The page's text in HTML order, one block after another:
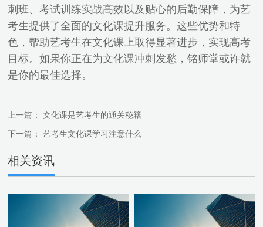
刺班、考试训练实战高效以及贴心的后勤保障，为艺
考生提供了全面的文化课提升服务。这些优势和特
色，帮助艺考生在文化课上取得显著进步，实现高考
目标。如果你正在为文化课冲刺发愁，铭师堂或许就
是你的最佳选择。
上一篇：
文化课是艺考生的通关秘籍
下一篇：
艺考生文化课学习注意什么
相关资讯